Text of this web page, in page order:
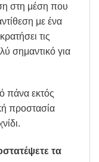
στη μέση που
με ένα
τις
σημαντικό για
πάνα εκτός
προστασία
τα